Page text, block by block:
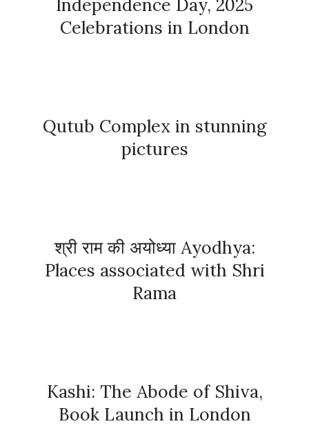
Independence Day, 2025
Celebrations in London
Qutub Complex in stunning
pictures
श्री राम की अयोध्या Ayodhya:
Places associated with Shri
Rama
Kashi: The Abode of Shiva,
Book Launch in London